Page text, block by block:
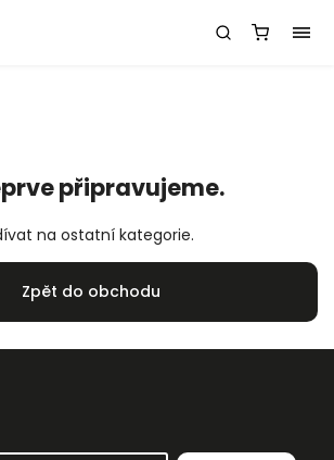
připravujeme.
na ostatní kategorie.
Zpět do obchodu